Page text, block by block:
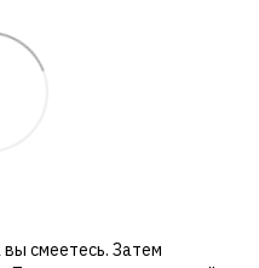
смеетесь. Затем